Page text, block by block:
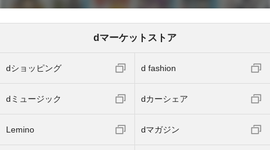
dマーケットストア
dショッピング d fashion
dミュージック dカーシェア
Lemino dマガジン